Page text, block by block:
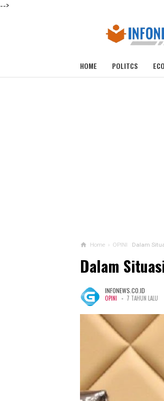
-->
HOME POLITCS
Home › OPINI Dalam
Dalam
INFONEWS.CO.ID
OPINI - 7 TAHUN LALU